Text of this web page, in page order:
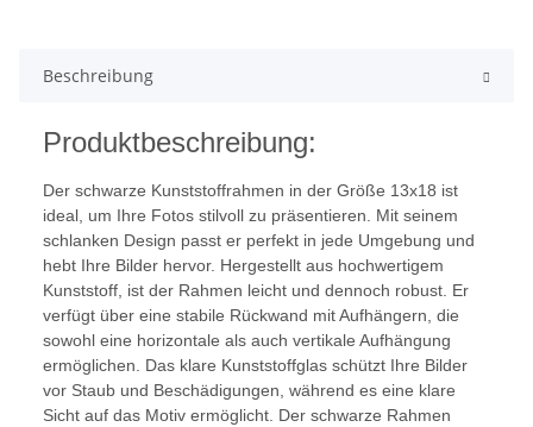
Beschreibung
Produktbeschreibung:
Der schwarze Kunststoffrahmen in der Größe 13x18 ist
ideal, um Ihre Fotos stilvoll zu präsentieren. Mit seinem
schlanken Design passt er perfekt in jede Umgebung und
hebt Ihre Bilder hervor. Hergestellt aus hochwertigem
Kunststoff, ist der Rahmen leicht und dennoch robust. Er
verfügt über eine stabile Rückwand mit Aufhängern, die
sowohl eine horizontale als auch vertikale Aufhängung
ermöglichen. Das klare Kunststoffglas schützt Ihre Bilder
vor Staub und Beschädigungen, während es eine klare
Sicht auf das Motiv ermöglicht. Der schwarze Rahmen